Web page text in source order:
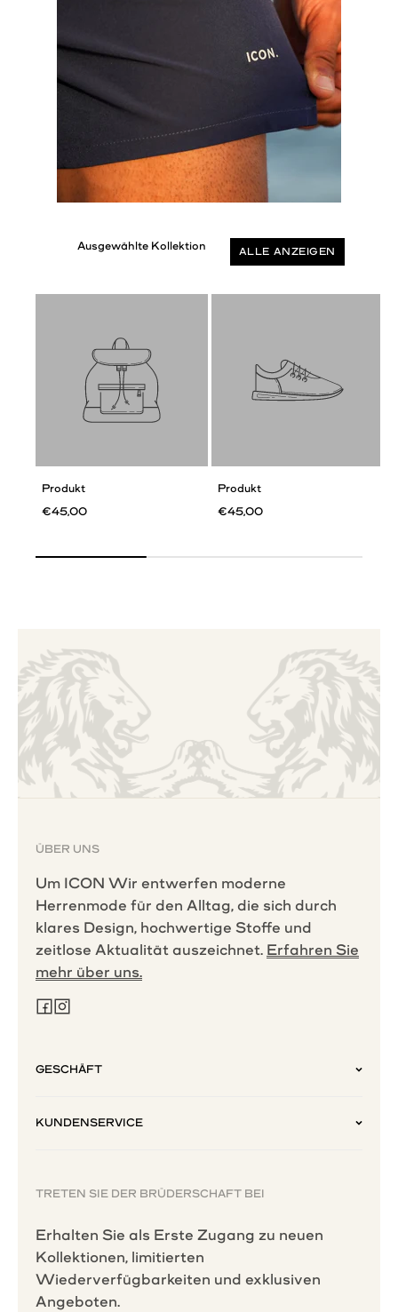
ALLE ANZEIGEN
Produkt
€45,00
Produkt
€45,00
ÜBER UNS
Um ICON Wir entwerfen moderne
Herrenmode für den Alltag, die sich durch
klares Design, hochwertige Stoffe und
zeitlose Aktualität auszeichnet. Erfahren Sie
mehr über uns.
GESCHÄFT
KUNDENSERVICE
TRETEN SIE DER BRÜDERSCHAFT BEI
Erhalten Sie als Erste Zugang zu neuen
Kollektionen, limitierten
Wiederverfügbarkeiten und exklusiven
Angeboten.